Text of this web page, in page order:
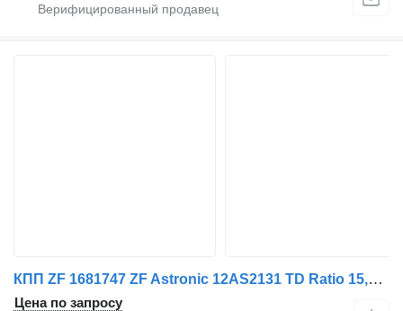
КПП ZF 1681747 ZF Astronic 12AS2131 TD Ratio 15,86-1,00 XF105 для грузовика DAF XF105 410
Цена по запросу